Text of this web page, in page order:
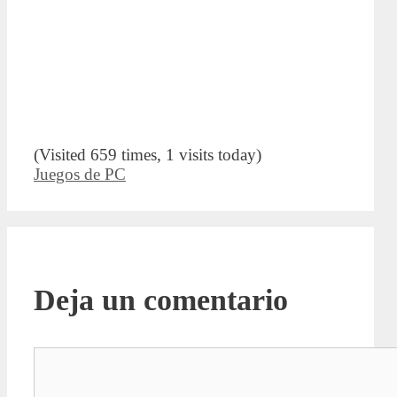
(Visited 659 times, 1 visits today)
Categorías
Juegos de PC
Deja un comentario